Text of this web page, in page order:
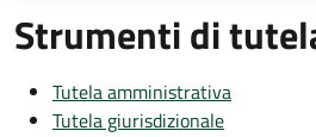
Strumenti di
Tutela amministrativa
Tutela giurisdizionale